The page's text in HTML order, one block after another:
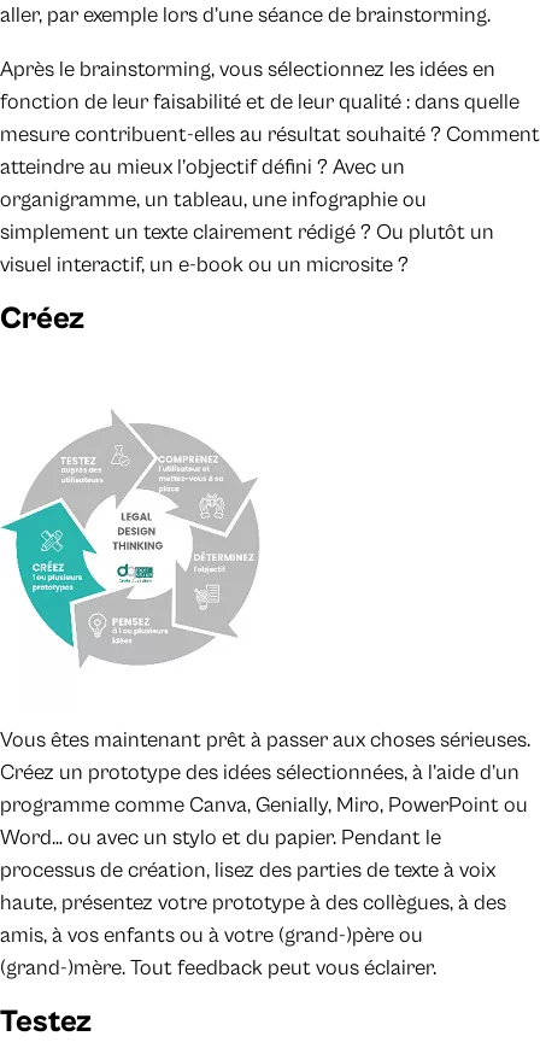
aller, par exemple lors d’une séance de brainstorming.
Après le brainstorming, vous sélectionnez les idées en
fonction de leur faisabilité et de leur qualité : dans quelle
mesure contribuent-elles au résultat souhaité ? Comment
atteindre au mieux l’objectif défini ? Avec un
organigramme, un tableau, une infographie ou
simplement un texte clairement rédigé ? Ou plutôt un
visuel interactif, un e-book ou un microsite ?
Créez
Vous êtes maintenant prêt à passer aux choses sérieuses.
Créez un prototype des idées sélectionnées, à l’aide d’un
programme comme Canva, Genially, Miro, PowerPoint ou
Word… ou avec un stylo et du papier. Pendant le
processus de création, lisez des parties de texte à voix
haute, présentez votre prototype à des collègues, à des
amis, à vos enfants ou à votre (grand-)père ou
(grand-)mère. Tout feedback peut vous éclairer.
Testez